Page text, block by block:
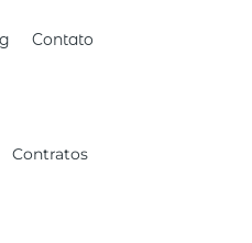
Contato
Contratos